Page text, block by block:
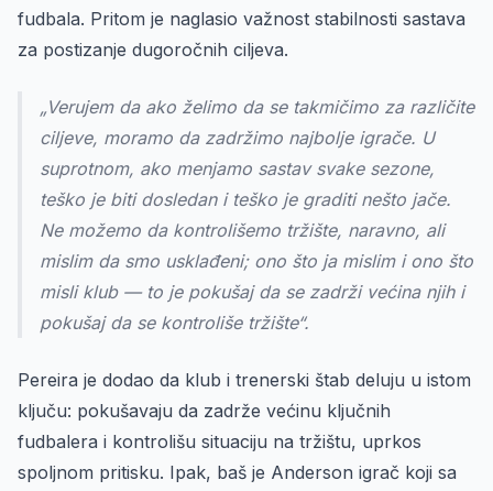
fudbala. Pritom je naglasio važnost stabilnosti sastava
za postizanje dugoročnih ciljeva.
„Verujem da ako želimo da se takmičimo za različite
ciljeve, moramo da zadržimo najbolje igrače. U
suprotnom, ako menjamo sastav svake sezone,
teško je biti dosledan i teško je graditi nešto jače.
Ne možemo da kontrolišemo tržište, naravno, ali
mislim da smo usklađeni; ono što ja mislim i ono što
misli klub — to je pokušaj da se zadrži većina njih i
pokušaj da se kontroliše tržište“.
Pereira je dodao da klub i trenerski štab deluju u istom
ključu: pokušavaju da zadrže većinu ključnih
fudbalera i kontrolišu situaciju na tržištu, uprkos
spoljnom pritisku. Ipak, baš je Anderson igrač koji sa